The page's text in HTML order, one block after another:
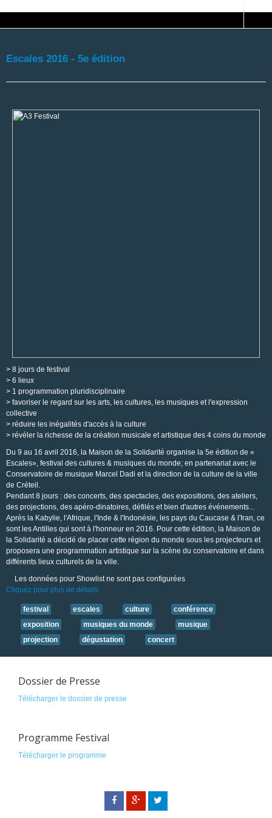
Escales 2016 - 5e édition
> 8 jours de festival
> 6 lieux
> 1 programmation pluridisciplinaire
> favoriser le regard sur les arts, les cultures, les musiques et l'expression
collective
> réduire les inégalités d'accès à la culture
> révéler la richesse de la création musicale et artistique des 4 coins du monde
Du 9 au 16 avril 2016, la Maison de la Solidarité organise la 5e édition de «
Escales», festival des cultures & musiques du monde; en partenariat avec le
Conservatoire de musique Marcel Dadi et la direction de la culture de la ville
de Créteil.
Pendant 8 jours : des concerts, des spectacles, des expositions, des ateliers,
des projections, des apéro-dinatoires, défilés et bien d'autres événements...
Après la Kabylie, l'Afrique, l'Inde & l'Indonésie, les pays du Caucase & l'Iran, ce
sont les Antilles qui sont à l'honneur en 2016. Pour cette édition, la Maison de
la Solidarité a décidé de placer cette région du monde sous les projecteurs et
proposera une programmation artistique sur la scène du conservatoire et dans
différents lieux culturels de la ville.
Les données pour Showlist ne sont pas configurées
Cliquez pour plus de détails
festival escales culture
conférence
exposition
musiques du monde
musique
projection
dégustation concert
Dossier de Presse
Télécharger le dossier de presse
Programme Festival
Télécharger le programme